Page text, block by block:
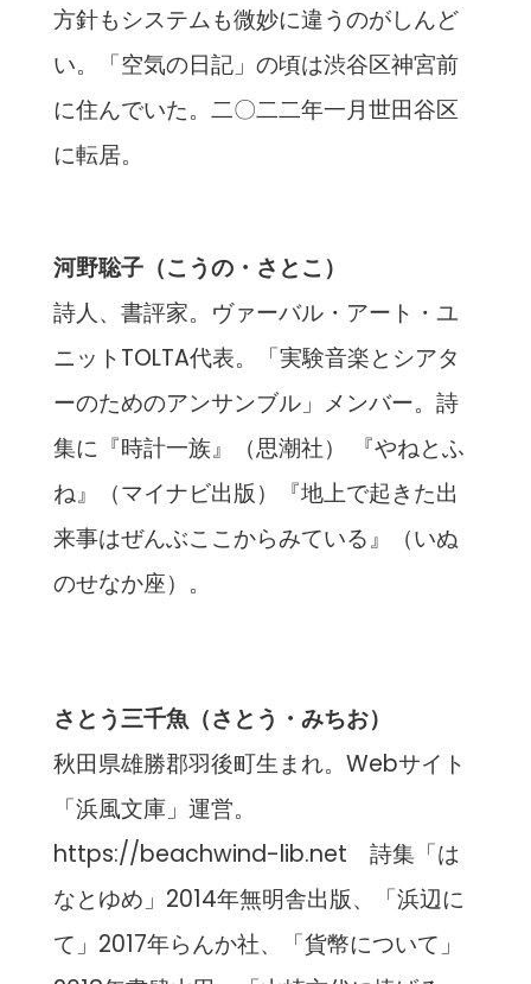
方針もシステムも微妙に違うのがしんど
い。「空気の日記」の頃は渋谷区神宮前
に住んでいた。二〇二二年一月世田谷区
に転居。
河野聡子（こうの・さとこ）
詩人、書評家。ヴァーバル・アート・ユ
ニットTOLTA代表。「実験音楽とシアタ
ーのためのアンサンブル」メンバー。詩
集に『時計一族』（思潮社） 『やねとふ
ね』（マイナビ出版）『地上で起きた出
来事はぜんぶここからみている』（いぬ
のせなか座）。
さとう三千魚（さとう・みちお）
秋田県雄勝郡羽後町生まれ。Webサイト
「浜風文庫」運営。
https://beachwind-lib.net 詩集「は
なとゆめ」2014年無明舎出版、「浜辺に
て」2017年らんか社、「貨幣について」